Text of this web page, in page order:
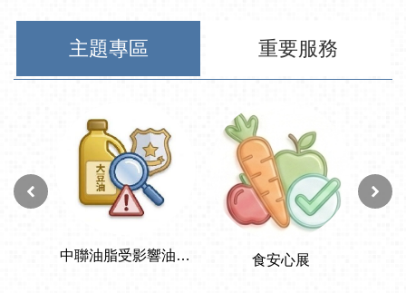
主題專區 重要服務